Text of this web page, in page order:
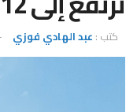
كتب : عبد الهادي فوزي